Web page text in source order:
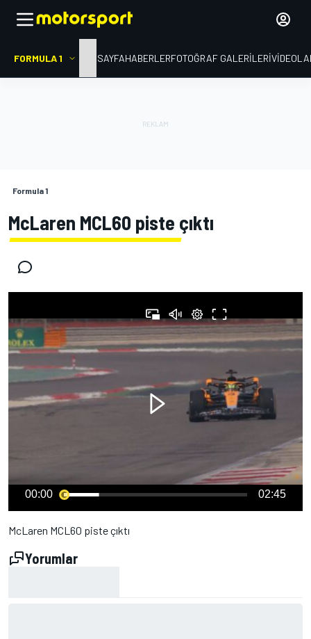
FORMULA 1 ANA SAYFAHABERLERFOTOĞRAF GALERILERI
Formula 1
McLaren MCL60 piste çıktı
00:00 02:45
McLaren MCL60 piste çıktı
Yorumlar